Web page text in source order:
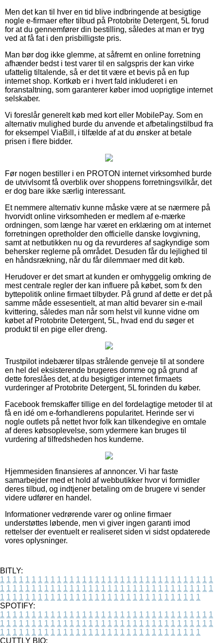
Men det kan til hver en tid blive indbringende at besigtige
nogle e-firmaer efter tilbud på Protobrite Detergent, 5L forud
for at du gennemfører din bestilling, således at man er tryg
ved at få fat i den prisbilligste pris.
Man bør dog ikke glemme, at såfremt en online forretning
afhænder bedst i test varer til en salgspris der kan virke
ufattelig tiltalende, så er det tit være et bevis på en fup
internet shop. Kortkøb er i hvert fald inkluderet i en
foranstaltning, som garanterer køber imod uoprigtige internet
selskaber.
Vi foreslår generelt køb med kort eller MobilePay. Som en
alternativ mulighed burde du anvende et afbetalingstilbud fra
for eksempel ViaBill, i tilfælde af at du ønsker at betale
prisen i flere bidder.
Før nogen bestiller i en PROTON internet virksomhed burde
de utvivlsomt få overblik over shoppens forretningsvilkår, det
er dog bare ikke særlig interessant.
Et nemmere alternativ kunne måske være at se nærmere på
hvorvidt online virksomheden er medlem af e-mærke
ordningen, som længe har været en erklæring om at internet
forretningen opretholder den officielle danske lovgivning,
samt at netbutikken nu og da revurderes af sagkyndige som
behersker reglerne på området. Desuden får du lejlighed til
en håndsrækning, når du får dilemmaer med dit køb.
Herudover er det smart at kunden er omhyggelig omkring de
mest centrale regler der kan influere på købet, som fx den
byttepolitik online firmaet tilbyder. På grund af dette er det på
samme måde essesentielt, at man altid bevarer sin e-mail
kvittering, således man når som helst vil kunne vidne om
købet af Protobrite Detergent, 5L, hvad end du søger et
produkt til en pige eller dreng.
Trustpilot indebærer tilpas strålende genveje til at sondere
en hel del eksisterende brugeres domme og på grund af
dette foreslåes det, at du besigtiger internet firmaets
vurderinger af Protobrite Detergent, 5L forinden du køber.
Facebook fremskaffer tillige en del fordelagtige metoder til at
få en idé om e-forhandlerens popularitet. Herinde ser vi
nogle outlets på nettet hvor folk kan tilkendegive en omtale
af deres købsoplevelse, som ydermere kan bruges til
vurdering af tilfredsheden hos kunderne.
Hjemmesiden finansieres af annoncer. Vi har faste
samarbejder med et hold af webbutikker hvor vi formidler
deres tilbud, og indtjener betaling om de brugere vi sender
videre udfører en handel.
Informationer vedrørende varer og online firmaer
understøttes løbende, men vi giver ingen garanti imod
rettelser der eventuelt er realiseret siden vi sidst opdaterede
vores oplysninger.
BITLY:
1 1 1 1 1 1 1 1 1 1 1 1 1 1 1 1 1 1 1 1 1 1 1 1 1 1 1 1 1 1 1 1 1 1
1 1 1 1 1 1 1 1 1 1 1 1 1 1 1 1 1 1 1 1 1 1 1 1 1 1 1 1 1 1 1 1 1 1
1 1 1 1 1 1 1 1 1 1 1 1 1 1 1 1 1 1 1 1 1 1 1 1 1 1 1 1 1 1 1 1
SPOTIFY:
1 1 1 1 1 1 1 1 1 1 1 1 1 1 1 1 1 1 1 1 1 1 1 1 1 1 1 1 1 1 1 1 1 1
1 1 1 1 1 1 1 1 1 1 1 1 1 1 1 1 1 1 1 1 1 1 1 1 1 1 1 1 1 1 1 1 1 1
1 1 1 1 1 1 1 1 1 1 1 1 1 1 1 1 1 1 1 1 1 1 1 1 1 1 1 1 1 1 1 1
CUTTLY BIO: